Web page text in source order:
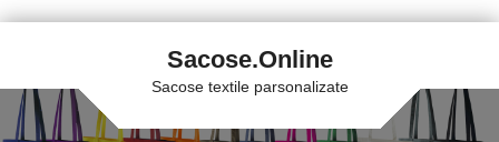
Sacose.Online
Sacose textile parsonalizate